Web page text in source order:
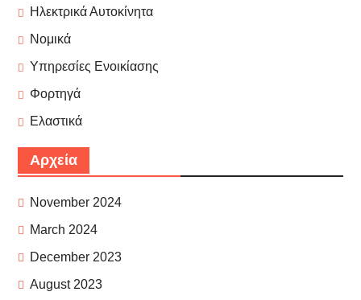
Ηλεκτρικά Αυτοκίνητα
Νομικά
Υπηρεσίες Ενοικίασης
Φορτηγά
Ελαστικά
Αρχεία
November 2024
March 2024
December 2023
August 2023